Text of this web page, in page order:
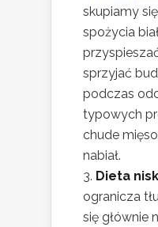
skupiamy
spożycia
sprzyjać
podczas
typowych
chude
nabiał.
Dieta
ogranicza
się głównie